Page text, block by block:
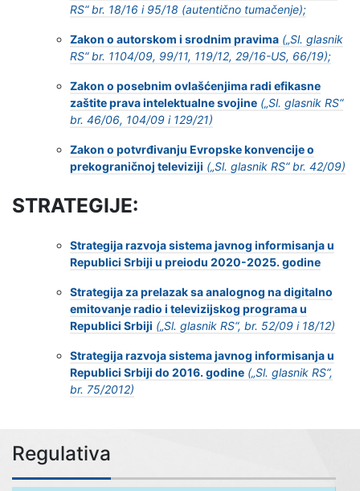
Regulativa
RS“ br. 18/16 i 95/18 (autentično tumačenje);
Zakon o autorskom i srodnim pravima („Sl. glasnik
RS“ br. 1104/09, 99/11, 119/12, 29/16-US, 66/19);
Zakon o posebnim ovlašćenjima radi efikasne
zaštite prava intelektualne svojine („Sl. glasnik RS“
br. 46/06, 104/09 i 129/21)
Zakon o potvrđivanju Evropske konvencije o
prekograničnoj televiziji („Sl. glasnik RS“ br. 42/09)
STRATEGIJE:
Strategija razvoja sistema javnog informisanja u
Republici Srbiji u preiodu 2020-2025. godine
Strategija za prelazak sa analognog na digitalno
emitovanje radio i televizijskog programa u
Republici Srbiji („Sl. glasnik RS“, br. 52/09 i 18/12)
Strategija razvoja sistema javnog informisanja u
Republici Srbiji do 2016. godine („Sl. glasnik RS“,
br. 75/2012)